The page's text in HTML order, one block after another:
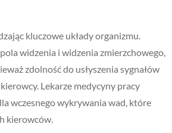
kluczowe układy organizmu.
widzenia i widzenia zmierzchowego,
zdolność do usłyszenia sygnałów
Lekarze medycyny pracy
wczesnego wykrywania wad, które
kierowców.